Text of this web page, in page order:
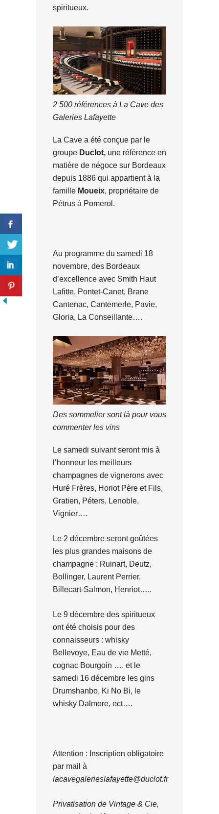
spiritueux.
2 500 références à La Cave des
Galeries Lafayette
La Cave a été conçue par le
groupe Duclot, une référence en
matière de négoce sur Bordeaux
depuis 1886 qui appartient à la
famille Moueix, propriétaire de
Pétrus à Pomerol.
Au programme du samedi 18
novembre, des Bordeaux
d’excellence avec Smith Haut
Lafitte, Pontet-Canet, Brane
Cantenac, Cantemerle, Pavie,
Gloria, La Conseillante….
Des sommelier sont là pour vous
commenter les vins
Le samedi suivant seront mis à
l’honneur les meilleurs
champagnes de vignerons avec
Huré Frères, Horiot Père et Fils,
Gratien, Péters, Lenoble,
Vignier….
Le 2 décembre seront goûtées
les plus grandes maisons de
champagne : Ruinart, Deutz,
Bollinger, Laurent Perrier,
Billecart-Salmon, Henriot…..
Le 9 décembre des spiritueux
ont été choisis pour des
connaisseurs : whisky
Bellevoye, Eau de vie Metté,
cognac Bourgoin …. et le
samedi 16 décembre les gins
Drumshanbo, Ki No Bi, le
whisky Dalmore, ect….
Attention : Inscription obligatoire
par mail à
lacavegalerieslafayette@duclot.fr
Privatisation de Vintage & Cie,